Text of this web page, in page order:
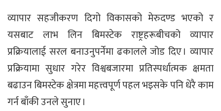
व्यापार सहजीकरण दिगो विकासको मेरुदण्ड भएको र
यसबाट लाभ लिन बिमस्टेक राष्ट्रहरूबीचको व्यापार
प्रक्रियालाई सरल बनाउनुपर्नेमा ढकालले जोड दिए । व्यापार
प्रक्रियामा सुधार गरेर विश्वबजारमा प्रतिस्पर्धात्मक क्षमता
बढाउन बिमस्टेक क्षेत्रमा महत्त्वपूर्ण पहल भइसके पनि धेरै काम
गर्न बाँकी उनले सुनाए ।